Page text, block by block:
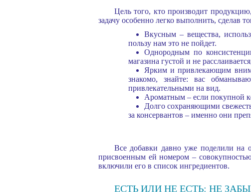
Цель того, кто производит
задачу особенно легко выполнить, сделав
Вкусным – вещества,
пользу нам это не пойдет.
Однородным по
магазина густой и не
Ярким и привлекающим
знакомо, знайте: вас
привлекательными на вид.
Ароматным – если покупной
Долго сохраняющими
за консервантов – именно они
Все добавки давно уже поделили на
присвоенным ей номером –
включили его в список ингредиентов.
ЕСТЬ ИЛИ НЕ ЕСТЬ: НЕ